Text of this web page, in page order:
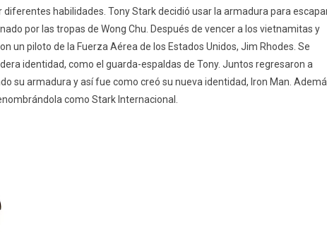
habilidades. Tony Stark decidió usar la armadura para
por las tropas de Wong Chu. Después de vencer a los vietnamitas y
un piloto de la Fuerza Aérea de los Estados Unidos, Jim Rhodes. Se
identidad, como el guarda-espaldas de Tony. Juntos regresaron a
su armadura y así fue como creó su nueva identidad, Iron Man.
como Stark Internacional.